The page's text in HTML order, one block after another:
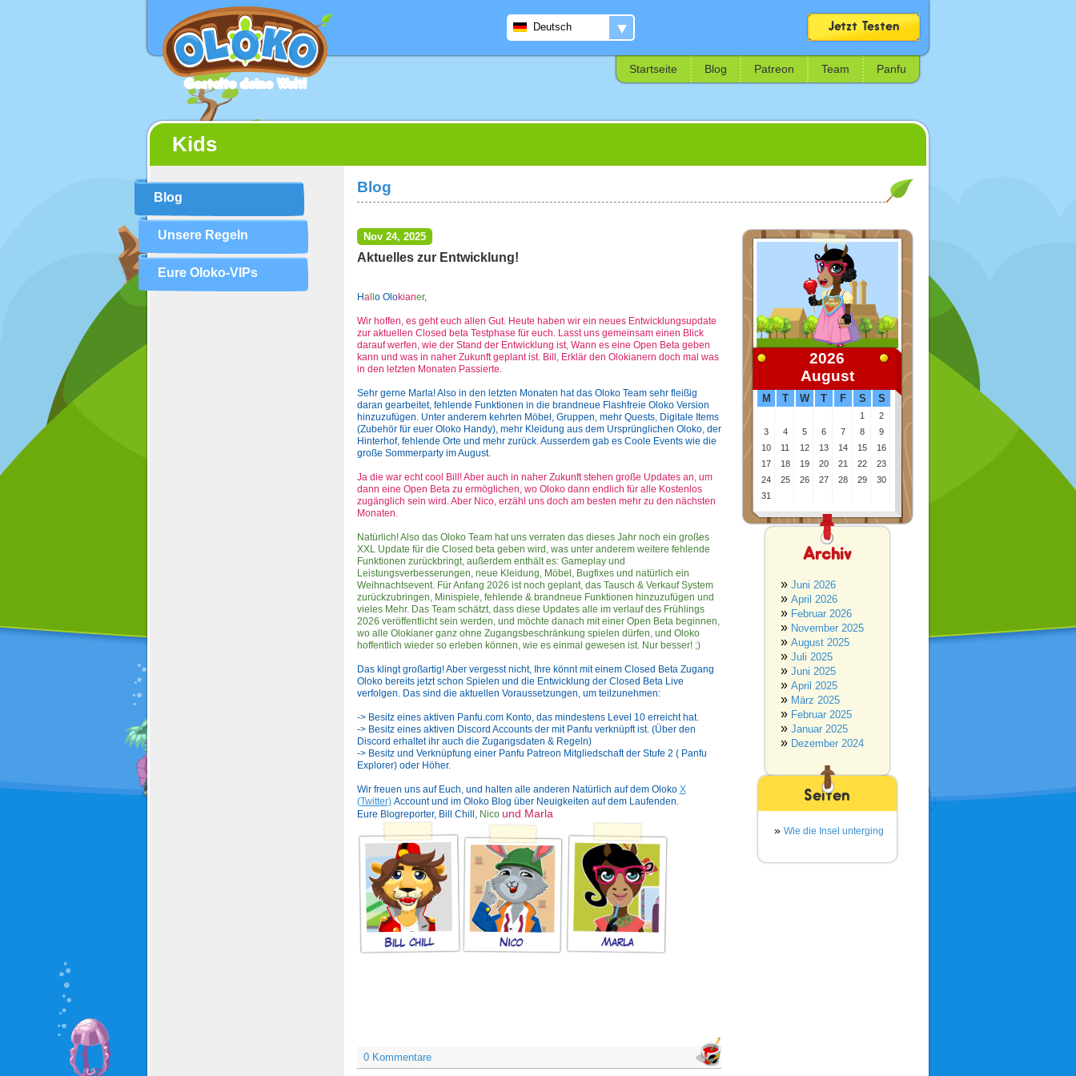
Gestalte deine Welt!
▼
Deutsch Jetzt Testen
Startseite Blog Patreon Team Panfu
Kids
Blog
Unsere Regeln
Eure Oloko-VIPs
Blog
Nov 24, 2025
Aktuelles zur Entwicklung!
Hallo Olokianer,
Wir hoffen, es geht euch allen Gut. Heute haben wir ein neues Entwicklungsupdate
zur aktuellen Closed beta Testphase für euch. Lasst uns gemeinsam einen Blick
darauf werfen, wie der Stand der Entwicklung ist, Wann es eine Open Beta geben
kann und was in naher Zukunft geplant ist. Bill, Erklär den Olokianern doch mal was
in den letzten Monaten Passierte.
Sehr gerne Marla! Also in den letzten Monaten hat das Oloko Team sehr fleißig
daran gearbeitet, fehlende Funktionen in die brandneue Flashfreie Oloko Version
hinzuzufügen. Unter anderem kehrten Möbel, Gruppen, mehr Quests, Digitale Items
(Zubehör für euer Oloko Handy), mehr Kleidung aus dem Ursprünglichen Oloko, der
Hinterhof, fehlende Orte und mehr zurück. Ausserdem gab es Coole Events wie die
große Sommerparty im August.
Ja die war echt cool Bill! Aber auch in naher Zukunft stehen große Updates an, um
dann eine Open Beta zu ermöglichen, wo Oloko dann endlich für alle Kostenlos
zugänglich sein wird. Aber Nico, erzähl uns doch am besten mehr zu den nächsten
Monaten.
Natürlich! Also das Oloko Team hat uns verraten das dieses Jahr noch ein großes
XXL Update für die Closed beta geben wird, was unter anderem weitere fehlende
Funktionen zurückbringt, außerdem enthält es: Gameplay und
Leistungsverbesserungen, neue Kleidung, Möbel, Bugfixes und natürlich ein
Weihnachtsevent. Für Anfang 2026 ist noch geplant, das Tausch & Verkauf System
zurückzubringen, Minispiele, fehlende & brandneue Funktionen hinzuzufügen und
vieles Mehr. Das Team schätzt, dass diese Updates alle im verlauf des Frühlings
2026 veröffentlicht sein werden, und möchte danach mit einer Open Beta beginnen,
wo alle Olokianer ganz ohne Zugangsbeschränkung spielen dürfen, und Oloko
hoffentlich wieder so erleben können, wie es einmal gewesen ist. Nur besser! ;)
Das klingt großartig! Aber vergesst nicht, Ihre könnt mit einem Closed Beta Zugang
Oloko bereits jetzt schon Spielen und die Entwicklung der Closed Beta Live
verfolgen. Das sind die aktuellen Voraussetzungen, um teilzunehmen:
-> Besitz eines aktiven Panfu.com Konto, das mindestens Level 10 erreicht hat.
-> Besitz eines aktiven Discord Accounts der mit Panfu verknüpft ist. (Über den
Discord erhaltet ihr auch die Zugangsdaten & Regeln)
-> Besitz und Verknüpfung einer Panfu Patreon Mitgliedschaft der Stufe 2 ( Panfu
Explorer) oder Höher.
Wir freuen uns auf Euch, und halten alle anderen Natürlich auf dem Oloko X
(Twitter)Account und im Oloko Blog über Neuigkeiten auf dem Laufenden.
Eure Blogreporter, Bill Chill, Nico und Marla
0 Kommentare
2026
August
M T W T F S S
1
2
3
4 5 6 7 8
9
10
11 12 13 14 15
16
17
18 19 20 21 22
23
24
25 26 27 28 29
30
31
Archiv
Juni 2026
April 2026
Februar 2026
November 2025
August 2025
Juli 2025
Juni 2025
April 2025
März 2025
Februar 2025
Januar 2025
Dezember 2024
Seiten
Wie die Insel unterging